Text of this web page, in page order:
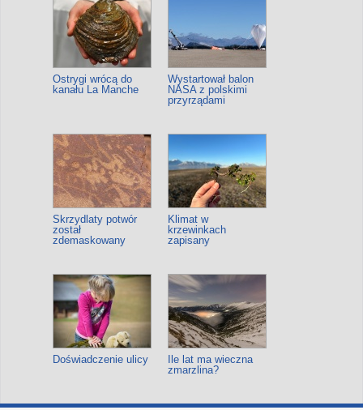
Ostrygi wrócą do
kanału La Manche
Wystartował balon
NASA z polskimi
przyrządami
Skrzydlaty potwór
został
zdemaskowany
Klimat w
krzewinkach
zapisany
Doświadczenie ulicy
Ile lat ma wieczna
zmarzlina?